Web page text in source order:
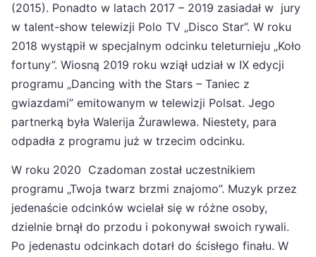
(2015). Ponadto w latach 2017 – 2019 zasiadał w jury
w talent-show telewizji Polo TV „Disco Star”. W roku
2018 wystąpił w specjalnym odcinku teleturnieju „Koło
fortuny”. Wiosną 2019 roku wziął udział w IX edycji
programu „Dancing with the Stars – Taniec z
gwiazdami” emitowanym w telewizji Polsat. Jego
partnerką była Walerija Żurawlewa. Niestety, para
odpadła z programu już w trzecim odcinku.
W roku 2020 Czadoman został uczestnikiem
programu „Twoja twarz brzmi znajomo”. Muzyk przez
jedenaście odcinków wcielał się w różne osoby,
dzielnie brnął do przodu i pokonywał swoich rywali.
Po jedenastu odcinkach dotarł do ścisłego finału. W